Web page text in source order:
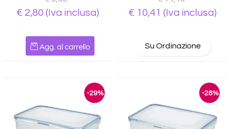
€ 2,80 (Iva inclusa)
Agg. al carrello
€ 10,41 (Iva inclusa)
Su Ordinazione
-29% -28%